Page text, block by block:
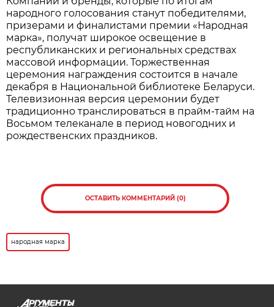
народного голосования станут победителями,
призерами и финалистами премии «Народная
марка», получат широкое освещение в
республиканских и региональных средствах
массовой информации. Торжественная
церемония награждения состоится в начале
декабря в Национальной библиотеке Беларуси.
Телевизионная версия церемонии будет
традиционно транслироваться в прайм-тайм на
Восьмом телеканале в период новогодних и
рождественских праздников.
ОСТАВИТЬ КОММЕНТАРИЙ (0)
народная марка